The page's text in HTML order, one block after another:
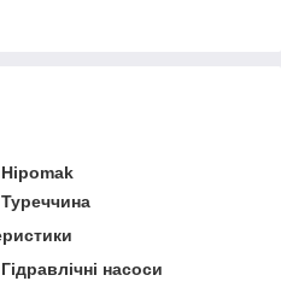
Hipomak
Туреччина
Гідравлічні насоси